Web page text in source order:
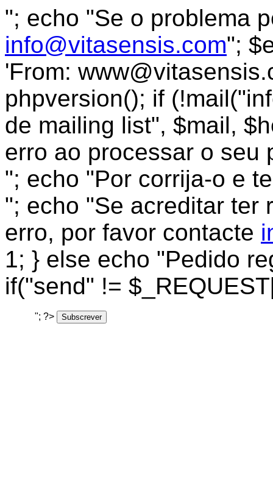
"; echo "Se o problema
info@vitasensis.com";
'From:
phpversion(); if (!mail("
de mailing list", $mail,
erro ao processar o seu
"; echo "Por corrija-o e
"; echo "Se acreditar ter
erro, por favor contacte
1; } else echo "Pedido
if("send" !=
"; ?>